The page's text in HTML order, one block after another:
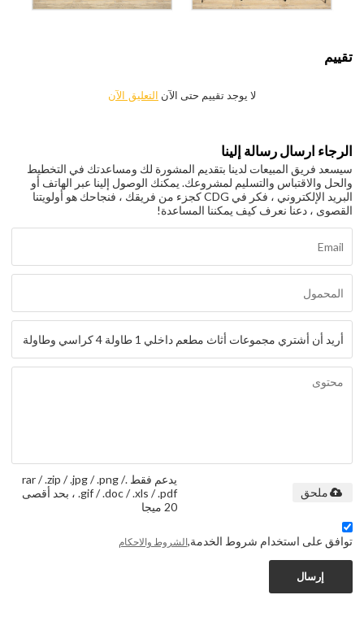
تقييم
لا يوجد تقييم حتى الآن التعليق الآن
الرجاء ارسال رسالة إلينا
سيسعد فريق المبيعات لدينا بتقديم المشورة لك ومساعدتك في التخطيط
والحل والاقتباس والتسليم لمشروعك. يمكنك الوصول إلينا عبر الهاتف أو
البريد الإلكتروني ، فكر في CDG كجزء من فريقك ، فنجاحك هو أولويتنا
القصوى ، دعنا نعرف كيف يمكننا المساعدة!
يدعم فقط .rar / .zip / .jpg / .png /
.gif / .doc / .xls / .pdf ، بحد أقصى
20 ميجا
ملحق
توافق على استخدام شروط الخدمة,الشروط والاحكام
إرسال